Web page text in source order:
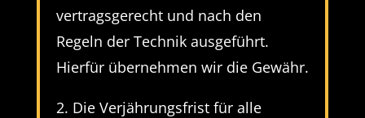
vertragsgerecht und nach den
Regeln der Technik ausgeführt.
Hierfür übernehmen wir die Gewähr.
2. Die Verjährungsfrist für alle